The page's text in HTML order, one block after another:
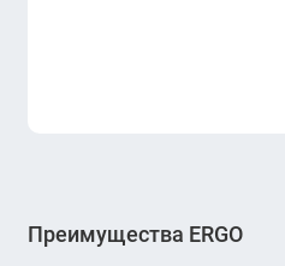
Преимущества ERGO